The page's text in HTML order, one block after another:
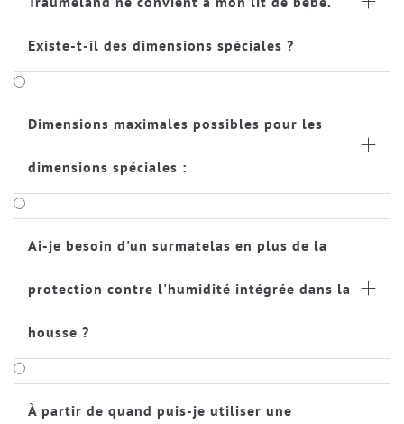
Existe-t-il des dimensions spéciales ?
Dimensions maximales possibles pour les
dimensions spéciales :

Ai-je besoin d'un surmatelas en plus de la
protection contre l'humidité intégrée dans la
housse ?

À partir de quand puis-je utiliser une